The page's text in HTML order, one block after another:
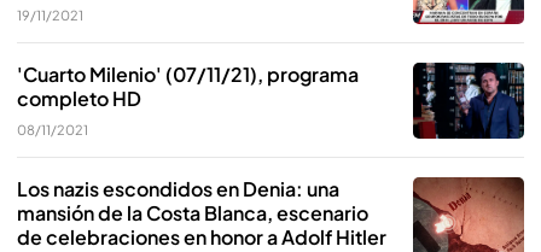
19/11/2021
'Cuarto Milenio' (07/11/21), programa
completo HD
08/11/2021
Los nazis escondidos en Denia: una
mansión de la Costa Blanca, escenario
de celebraciones en honor a Adolf Hitler